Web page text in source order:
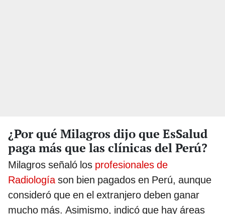
¿Por qué Milagros dijo que EsSalud
paga más que las clínicas del Perú?
Milagros señaló los profesionales de
Radiologíason bien pagados en Perú, aunque
consideró que en el extranjero deben ganar
mucho más. Asimismo, indicó que hay áreas